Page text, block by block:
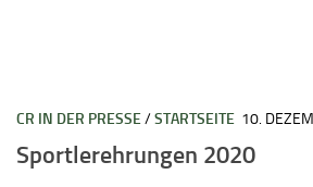
CR IN DER PRESSE/STARTSEITE 10.
Sportlerehrungen 2020